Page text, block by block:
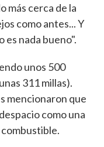
más cerca de la
como antes... Y
es nada bueno".
unos 500
311 millas).
mencionaron que
como una